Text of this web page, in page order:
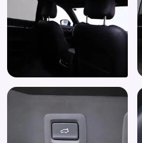
Zwarte (glans) exterieur delen